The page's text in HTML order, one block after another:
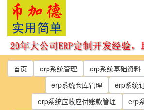
Skip
content
首页 erp系统管理 erp系统基础资料
erp系统仓库管理
erp系统
erp系统应收应付账款管理
erp